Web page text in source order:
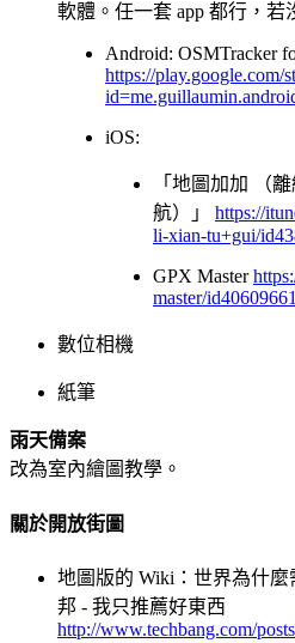
軟體。任一套 app 都行，若
Android: OSMTracker
https://play.google.com/
iOS:
「地圖加加 （
航）」 https://
li-xian-tu+gui/
GPX Master
master/
數位相機
紙筆
雨天備案
改為室內繪圖教學。
關於開放街圖
地圖版的 Wiki：世界為什麼
邦 - 我只推薦好東西
http://www.techbang.com/